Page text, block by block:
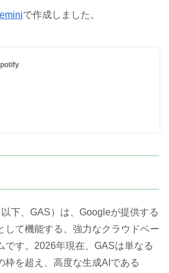
で作成しました。
下、GAS）は、Googleが提供する
して機能する、強力なクラウドベー
です。2026年現在、GASは単なる
枠を超え、高度な生成AIである